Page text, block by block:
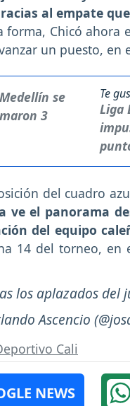
al empate
forma, Chicó ahora
un puesto, en
Te
Liga
del cuadro
ve el panorama
del equipo
14 del torneo, en
los aplazados del
Ascencio
Cali
NEWS